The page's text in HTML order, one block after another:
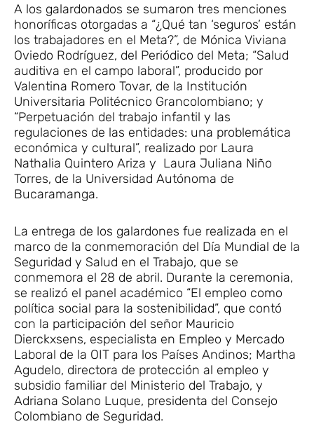
A los galardonados se sumaron tres menciones
honoríficas otorgadas a “¿Qué tan ‘seguros’ están
los trabajadores en el Meta?”, de Mónica Viviana
Oviedo Rodríguez, del Periódico del Meta; “Salud
auditiva en el campo laboral”, producido por
Valentina Romero Tovar, de la Institución
Universitaria Politécnico Grancolombiano; y
“Perpetuación del trabajo infantil y las
regulaciones de las entidades: una problemática
económica y cultural”, realizado por Laura
Nathalia Quintero Ariza y Laura Juliana Niño
Torres, de la Universidad Autónoma de
Bucaramanga.
La entrega de los galardones fue realizada en el
marco de la conmemoración del Día Mundial de la
Seguridad y Salud en el Trabajo, que se
conmemora el 28 de abril. Durante la ceremonia,
se realizó el panel académico “El empleo como
política social para la sostenibilidad”, que contó
con la participación del señor Mauricio
Dierckxsens, especialista en Empleo y Mercado
Laboral de la OIT para los Países Andinos; Martha
Agudelo, directora de protección al empleo y
subsidio familiar del Ministerio del Trabajo, y
Adriana Solano Luque, presidenta del Consejo
Colombiano de Seguridad.